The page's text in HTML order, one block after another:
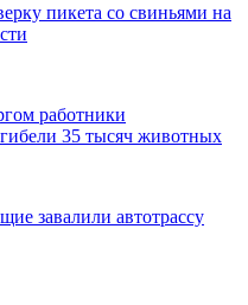
пикета со свиньями на
работники
35 тысяч животных
завалили автотрассу